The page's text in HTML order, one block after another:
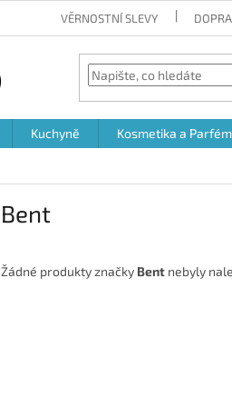
VĚRNOSTNÍ SLEVY
Kuchyně Kosmetika a
Bent
Žádné produkty značky Bent nebyly